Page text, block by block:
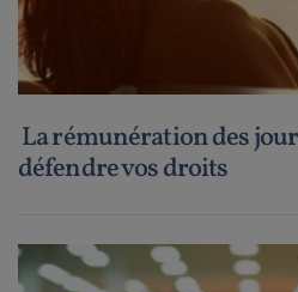
La rémunération des
défendre vos droits